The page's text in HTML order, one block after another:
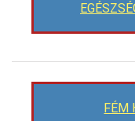
FÉM